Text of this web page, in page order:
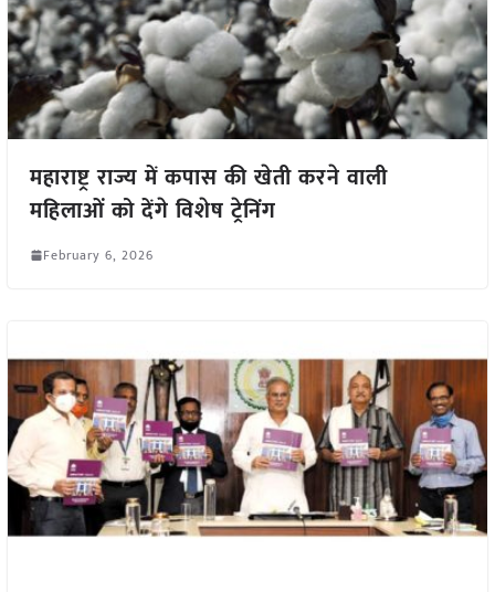
महाराष्ट्र राज्य में कपास की खेती करने वाली
महिलाओं को देंगे विशेष ट्रेनिंग
February 6, 2026